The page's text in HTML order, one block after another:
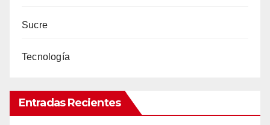
Sucre
Tecnología
Entradas Recientes